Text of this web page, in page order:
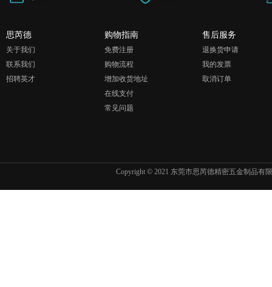
思芮德
关于我们
联系我们
招聘英才
购物指南
免费注册
购物流程
增加收货地址
在线支付
常见问题
售后服务
退换货申请
我的发票
取消订单
Copyright © 2021 东莞市思芮德精密五金制品有